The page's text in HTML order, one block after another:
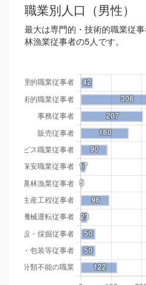
職業別人口（男性）
最大は専門的・技術的職業従
林漁業従事者の5人です。